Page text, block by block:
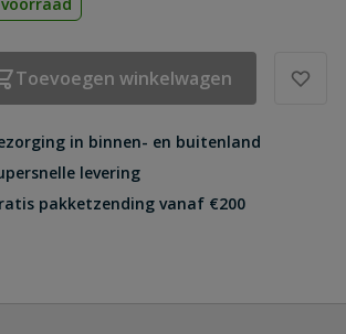
Toevoegen winkelwagen
in binnen- en buitenland
levering
pakketzending vanaf €200